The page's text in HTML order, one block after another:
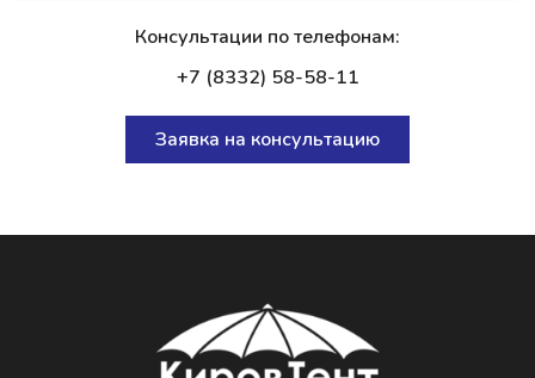
Консультации по телефонам:
+7 (8332) 58-58-11
Заявка на консультацию